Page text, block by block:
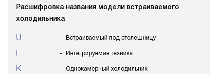
Расшифровка названия модели встраиваемого
холодильника
U Встраиваемый под столешницу
I Интегрируемая техника
K Однокамерный холодильник